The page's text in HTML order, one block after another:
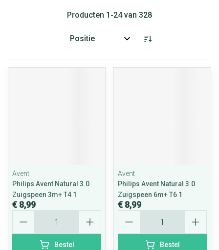
Producten 1 -24van 328
Sorteer op:
Avent
Philips Avent Natural 3.0
Zuigspeen 3m+ T4 1
€ 8,99
Bestel
Avent
Philips Avent Natural 3.0
Zuigspeen 6m+ T6 1
€ 8,99
Bestel